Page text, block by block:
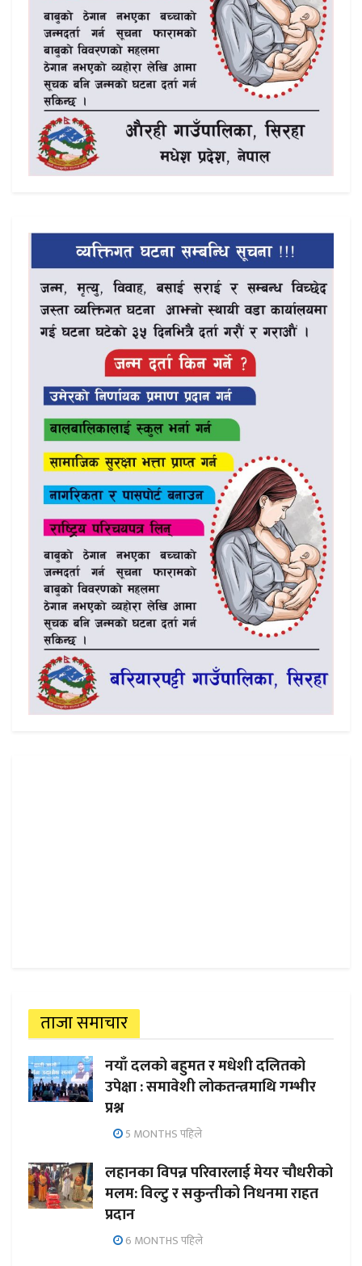
ताजा समाचार
नयाँ दलको बहुमत र मधेशी दलितको
उपेक्षा : समावेशी लोकतन्त्रमाथि गम्भीर
प्रश्न
5 MONTHS पहिले
लहानका विपन्न परिवारलाई मेयर चौधरीको
मलम: विल्टु र सकुन्तीको निधनमा राहत
प्रदान
6 MONTHS पहिले